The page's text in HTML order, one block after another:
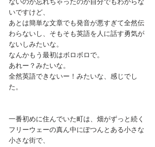
ないのか忘れちゃったのか自分でもわからな
いですけど、
あとは簡単な文章でも発音が悪すぎて全然伝
わらないし、そもそも英語を人に話す勇気が
ないしみたいな。
なんかもう最初はボロボロで。
あれー？みたいな。
全然英語できないー！みたいな、感じでし
た。
一番初めに住んでいた町は、畑がずっと続く
フリーウェーの真ん中にぽつんとある小さな
小さな街で、